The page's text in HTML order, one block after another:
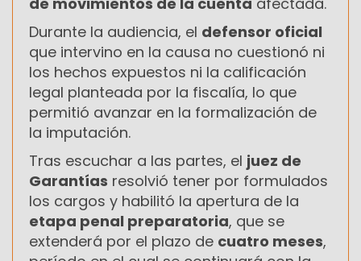
Durante la audiencia, el defensor oficial
que intervino en la causa no cuestionó ni
los hechos expuestos ni la calificación
legal planteada por la fiscalía, lo que
permitió avanzar en la formalización de
la imputación.
Tras escuchar a las partes, el juez de
Garantías resolvió tener por formulados
los cargos y habilitó la apertura de la
etapa penal preparatoria, que se
extenderá por el plazo de cuatro meses,